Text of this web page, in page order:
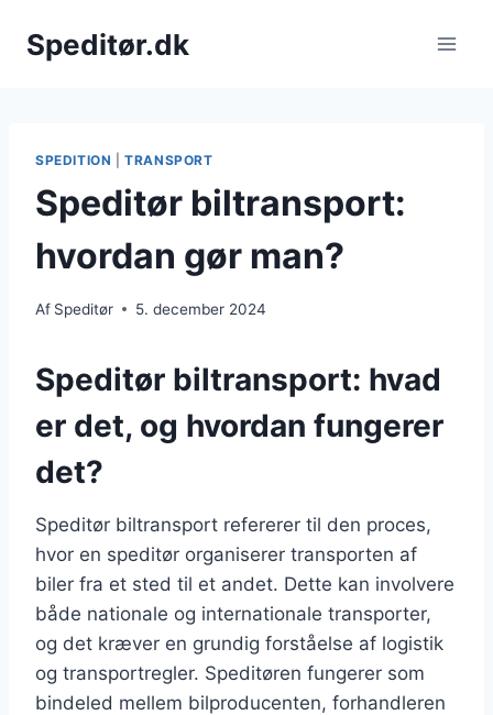
Speditør.dk
SPEDITION |TRANSPORT
Speditør biltransport:
hvordan gør man?
Af Speditør 5. december 2024
Speditør biltransport: hvad
er det, og hvordan fungerer
det?
Speditør biltransport refererer til den proces,
hvor en speditør organiserer transporten af
biler fra et sted til et andet. Dette kan involvere
både nationale og internationale transporter,
og det kræver en grundig forståelse af logistik
og transportregler. Speditøren fungerer som
bindeled mellem bilproducenten, forhandleren